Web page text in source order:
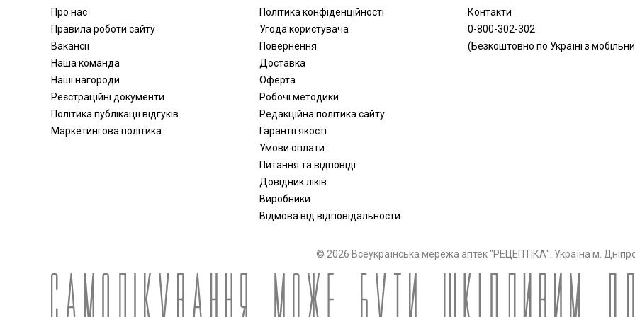
Активатори води
Апарати для обличчя
Віброакустичні апарати
Партнерська програма
дозиметри
Стерилізація
Апатари Самоздрав
Офтальмологічні вироби
Про нас
Правила роботи сайту
Вакансії
Наша команда
Наші нагороди
Реєстраційні документи
Політика публікації відгуків
Маркетингова політика
Політика конфіденційності
Угода користувача
Повернення
Доставка
Оферта
Робочі методики
Редакційна політика сайту
Гарантії якості
Умови оплати
Питання та відповіді
Довідник ліків
Виробники
Відмова від відповідальности
Контакти
0-800-302-302
(Безкоштовно по Україні з
© 2026 Всеукраїнська мережа аптек "РЕЦЕПТІКА". Україна м.